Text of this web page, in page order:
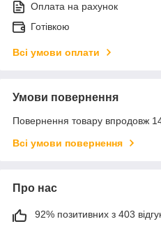
Оплата на рахунок
Готівкою
Всі умови оплати
Умови повернення
Повернення товару впродовж
Всі умови повернення
Про нас
92% позитивних з 403